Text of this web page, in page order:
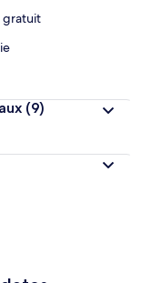
gratuit
(9)